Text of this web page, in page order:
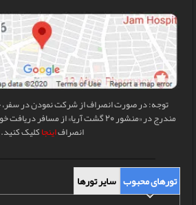
توجه: در صورت انصراف از شرکت نمودن در
مندرج در «منشور 20 گشت آریا» از
انصرافاینجاکلیک کنید.
تورهای محبوب سایر تورها